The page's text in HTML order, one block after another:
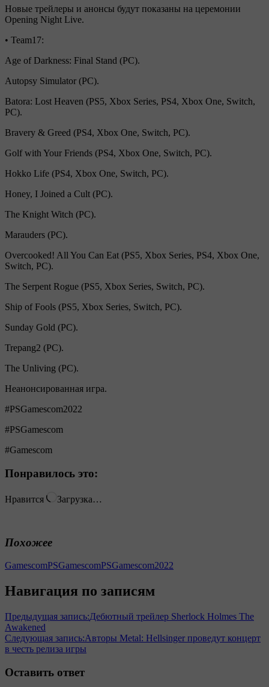
Новые трейлеры и анонсы будут показаны на церемонии
Opening Night Live.
• Team17:
Age of Darkness: Final Stand (PC).
Autopsy Simulator (PC).
Batora: Lost Heaven (PS5, Xbox Series, PS4, Xbox One, Switch,
PC).
Bravery & Greed (PS4, Xbox One, Switch, PC).
Golf with Your Friends (PS4, Xbox One, Switch, PC).
Hokko Life (PS4, Xbox One, Switch, PC).
Honey, I Joined a Cult (PC).
The Knight Witch (PC).
Marauders (PC).
Overcooked! All You Can Eat (PS5, Xbox Series, PS4, Xbox One,
Switch, PC).
The Serpent Rogue (PS5, Xbox Series, Switch, PC).
Ship of Fools (PS5, Xbox Series, Switch, PC).
Sunday Gold (PC).
Trepang2 (PC).
The Unliving (PC).
Неанонсированная игра.
#PSGamescom2022
#PSGamescom
#Gamescom
Понравилось это:
Нравится Загрузка…
Похожее
GamescomPSGamescomPSGamescom2022
Навигация по записям
Предыдущая запись:Дебютный трейлер Sherlock Holmes The
Awakened
Следующая запись:Авторы Metal: Hellsinger проведут концерт
в честь релиза игры
Оставить ответ